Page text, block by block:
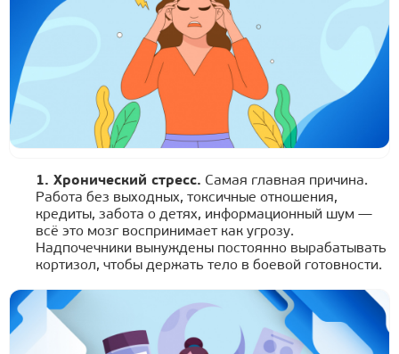
1. Хронический стресс. Самая главная причина.
Работа без выходных, токсичные отношения,
кредиты, забота о детях, информационный шум —
всё это мозг воспринимает как угрозу.
Надпочечники вынуждены постоянно вырабатывать
кортизол, чтобы держать тело в боевой готовности.